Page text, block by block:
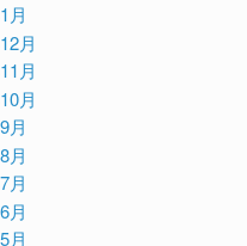
月
月
月
月
月
月
月
月
月